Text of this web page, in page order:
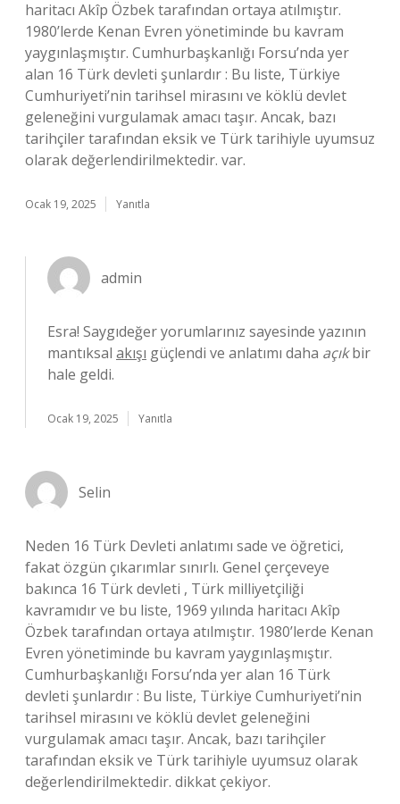
haritacı Akîp Özbek tarafından ortaya atılmıştır.
1980’lerde Kenan Evren yönetiminde bu kavram
yaygınlaşmıştır. Cumhurbaşkanlığı Forsu’nda yer
alan 16 Türk devleti şunlardır : Bu liste, Türkiye
Cumhuriyeti’nin tarihsel mirasını ve köklü devlet
geleneğini vurgulamak amacı taşır. Ancak, bazı
tarihçiler tarafından eksik ve Türk tarihiyle uyumsuz
olarak değerlendirilmektedir. var.
Ocak 19, 2025 Yanıtla
admin
Esra! Saygıdeğer yorumlarınız sayesinde yazının
mantıksal akışı güçlendi ve anlatımı daha açıkbir
hale geldi.
Ocak 19, 2025 Yanıtla
Selin
Neden 16 Türk Devleti anlatımı sade ve öğretici,
fakat özgün çıkarımlar sınırlı. Genel çerçeveye
bakınca 16 Türk devleti , Türk milliyetçiliği
kavramıdır ve bu liste, 1969 yılında haritacı Akîp
Özbek tarafından ortaya atılmıştır. 1980’lerde Kenan
Evren yönetiminde bu kavram yaygınlaşmıştır.
Cumhurbaşkanlığı Forsu’nda yer alan 16 Türk
devleti şunlardır : Bu liste, Türkiye Cumhuriyeti’nin
tarihsel mirasını ve köklü devlet geleneğini
vurgulamak amacı taşır. Ancak, bazı tarihçiler
tarafından eksik ve Türk tarihiyle uyumsuz olarak
değerlendirilmektedir. dikkat çekiyor.